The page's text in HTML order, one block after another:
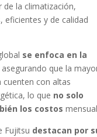
de la climatización,
y de calidad
se enfoca en la
asegurando que la
cuenten con altas
lo que no solo
los costos
Fujitsu destacan por